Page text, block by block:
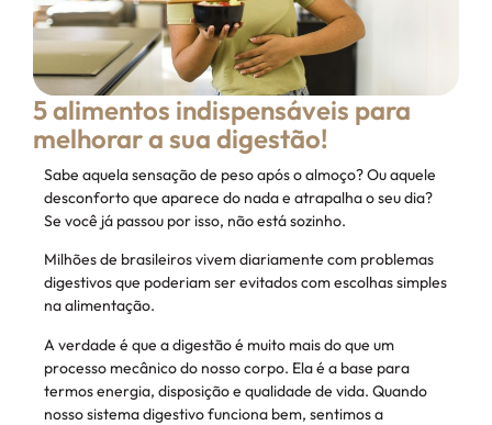
5 alimentos indispensáveis para
melhorar a sua digestão!
Sabe aquela sensação de peso após o almoço? Ou aquele
desconforto que aparece do nada e atrapalha o seu dia?
Se você já passou por isso, não está sozinho.
Milhões de brasileiros vivem diariamente com problemas
digestivos que poderiam ser evitados com escolhas simples
na alimentação.
A verdade é que a digestão é muito mais do que um
processo mecânico do nosso corpo. Ela é a base para
termos energia, disposição e qualidade de vida. Quando
nosso sistema digestivo funciona bem, sentimos a